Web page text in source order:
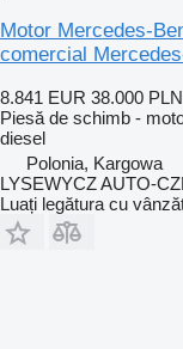
Motor Mercedes-
comercial
8.841 EUR 38.000 PLN
Piesă de schimb -
diesel
Polonia, Kargowa
LYSEWYCZ AUTO-
Luați legătura cu